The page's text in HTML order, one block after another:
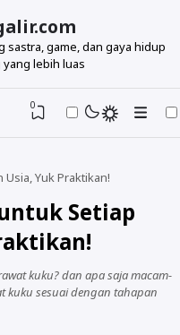
sastra, game, dan gaya hidup
lebih luas
0
Yuk Praktikan!
Setiap
kuku? dan apa saja macam-
kuku sesuai dengan tahapan